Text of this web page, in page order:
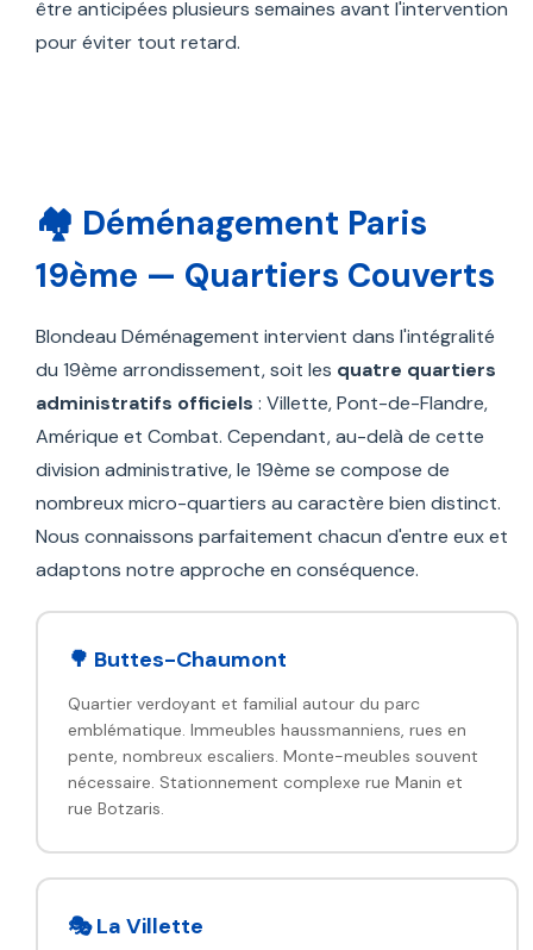
être anticipées plusieurs semaines avant l'intervention
pour éviter tout retard.
🏘️ Déménagement Paris
19ème — Quartiers Couverts
Blondeau Déménagement intervient dans l'intégralité
du 19ème arrondissement, soit les quatre quartiers
administratifs officiels : Villette, Pont-de-Flandre,
Amérique et Combat. Cependant, au-delà de cette
division administrative, le 19ème se compose de
nombreux micro-quartiers au caractère bien distinct.
Nous connaissons parfaitement chacun d'entre eux et
adaptons notre approche en conséquence.
🌳 Buttes-Chaumont
Quartier verdoyant et familial autour du parc
emblématique. Immeubles haussmanniens, rues en
pente, nombreux escaliers. Monte-meubles souvent
nécessaire. Stationnement complexe rue Manin et
rue Botzaris.
🎭 La Villette